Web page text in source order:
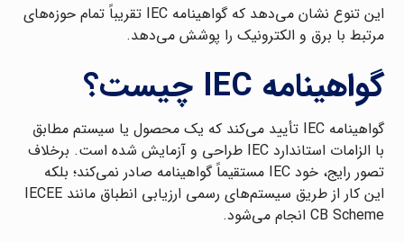
این تنوع نشان می‌دهد که گواهینامه IEC تقریباً تمام حوزه‌های
مرتبط با برق و الکترونیک را پوشش می‌دهد.
گواهینامه IEC چیست؟
گواهینامه IEC تأیید می‌کند که یک محصول یا سیستم مطابق
با الزامات استاندارد IEC طراحی و آزمایش شده است. برخلاف
تصور رایج، خود IEC مستقیماً گواهینامه صادر نمی‌کند؛ بلکه
این کار از طریق سیستم‌های رسمی ارزیابی انطباق مانند IECEE
CB Scheme انجام می‌شود.